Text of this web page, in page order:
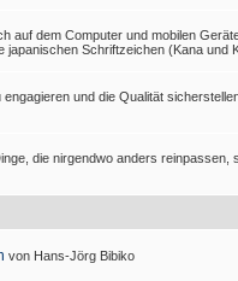
auf dem Computer und mobilen
japanischen Schriftzeichen (Kana und
und die Qualität
die nirgendwo anders reinpassen,
von Hans-Jörg Bibiko